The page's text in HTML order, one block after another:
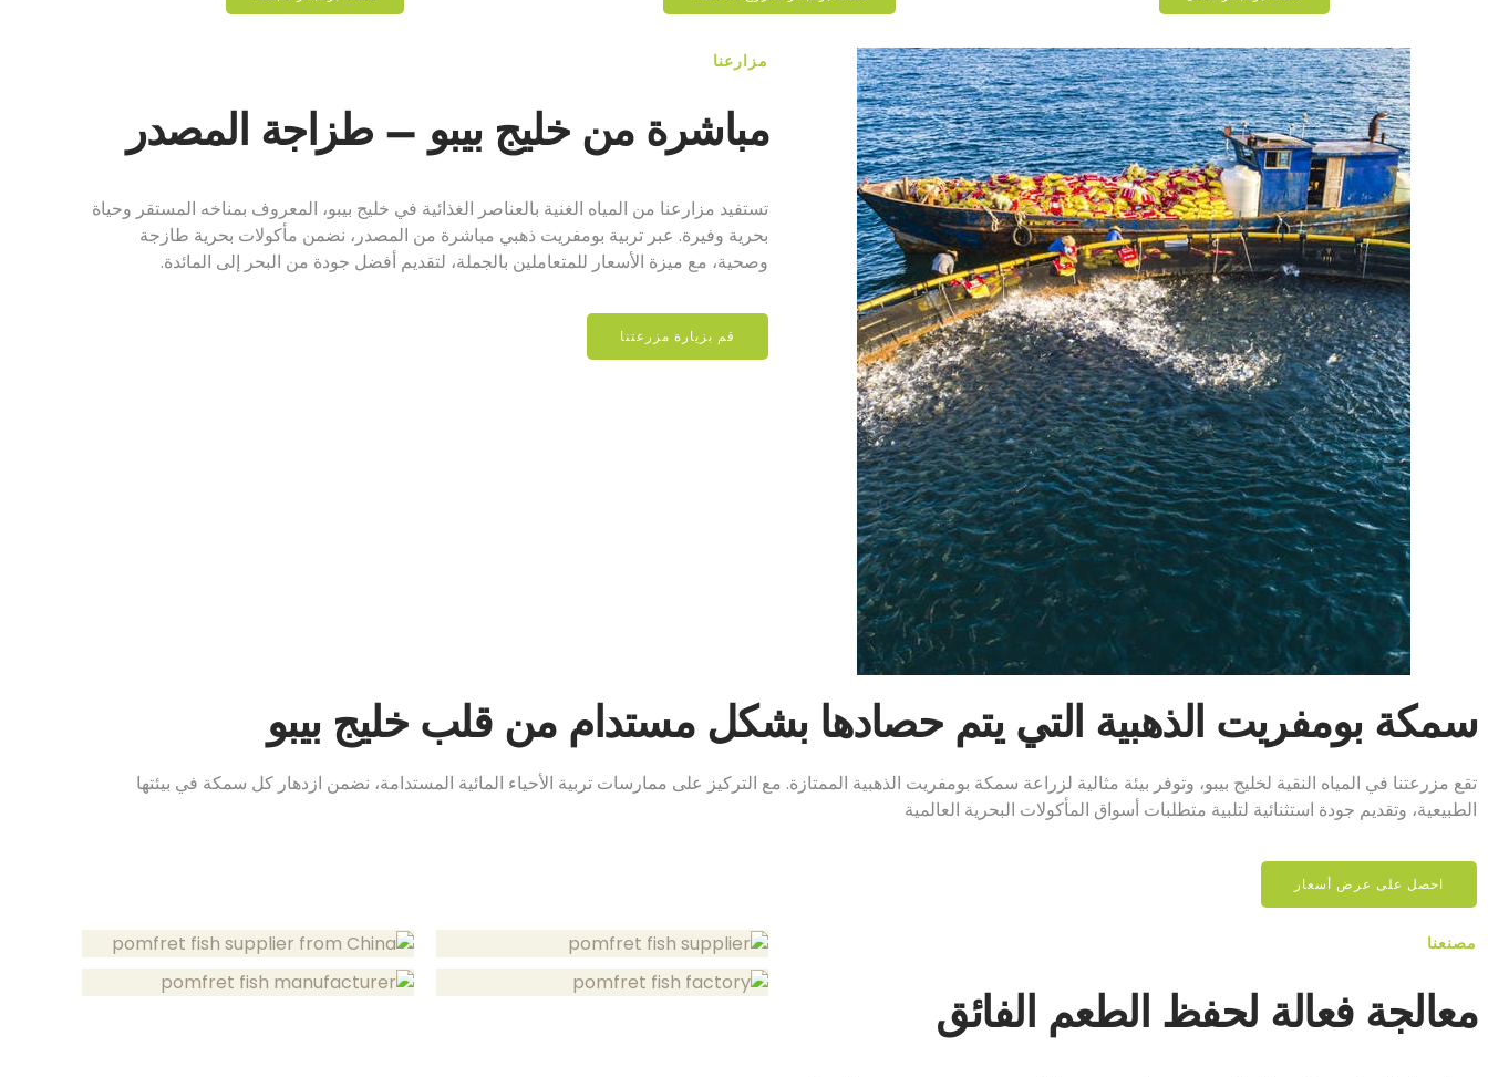
مزارعنا
مباشرة من خليج بيبو – طزاجة المصدر
تستفيد مزارعنا من المياه الغنية بالعناصر الغذائية في خليج بيبو، المعروف بمناخه المستقر وحياة
بحرية وفيرة. عبر تربية بومفريت ذهبي مباشرة من المصدر، نضمن مأكولات بحرية طازجة
وصحية، مع ميزة الأسعار للمتعاملين بالجملة، لتقديم أفضل جودة من البحر إلى المائدة.
قم بزيارة مزرعتنا
سمكة بومفريت الذهبية التي يتم حصادها بشكل مستدام من قلب خليج بيبو
تقع مزرعتنا في المياه النقية لخليج بيبو، وتوفر بيئة مثالية لزراعة سمكة بومفريت الذهبية الممتازة. مع التركيز على ممارسات تربية الأحياء المائية المستدامة، نضمن ازدهار كل سمكة في بيئتها
الطبيعية، وتقديم جودة استثنائية لتلبية متطلبات أسواق المأكولات البحرية العالمية
احصل على عرض أسعار
مصنعنا
معالجة فعالة لحفظ الطعم الفائق